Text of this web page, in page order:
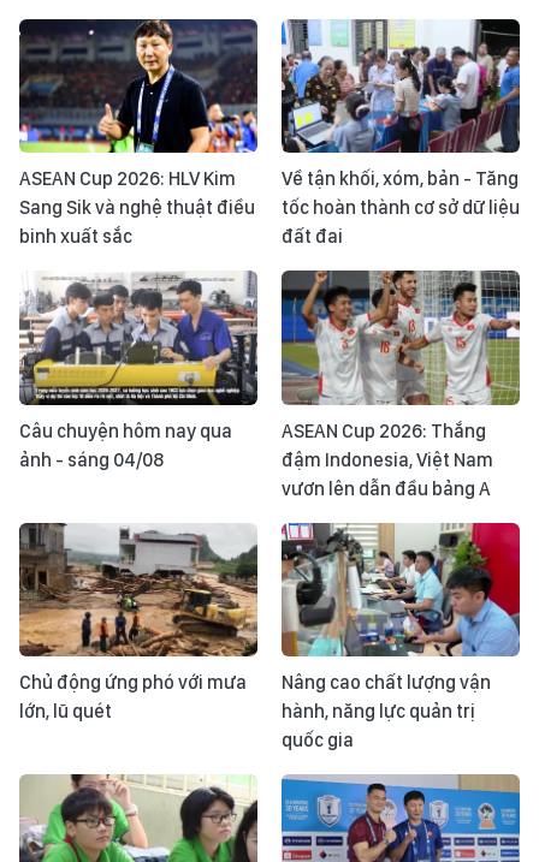
ASEAN Cup 2026: HLV Kim
Sang Sik và nghệ thuật điều
binh xuất sắc
Về tận khối, xóm, bản - Tăng
tốc hoàn thành cơ sở dữ liệu
đất đai
Câu chuyện hôm nay qua
ảnh - sáng 04/08
ASEAN Cup 2026: Thắng
đậm Indonesia, Việt Nam
vươn lên dẫn đầu bảng A
Chủ động ứng phó với mưa
lớn, lũ quét
Nâng cao chất lượng vận
hành, năng lực quản trị
quốc gia